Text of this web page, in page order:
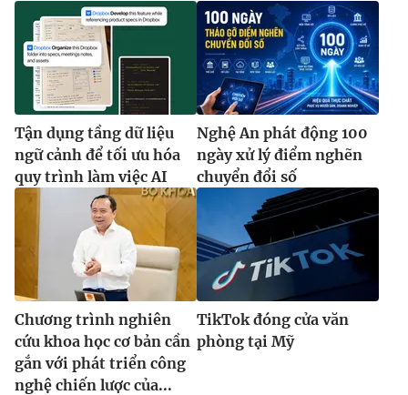
® Cấm sao chép dưới mọi hình thức nếu không có sự chấp
thuận bằng văn bản. Ghi rõ nguồn VTV.vn khi phát hành lại
thông tin từ website này.
Tận dụng tầng dữ liệu
ngữ cảnh để tối ưu hóa
quy trình làm việc AI
Nghệ An phát động 100
ngày xử lý điểm nghẽn
chuyển đổi số
Chương trình nghiên
cứu khoa học cơ bản cần
gắn với phát triển công
nghệ chiến lược của...
TikTok đóng cửa văn
phòng tại Mỹ